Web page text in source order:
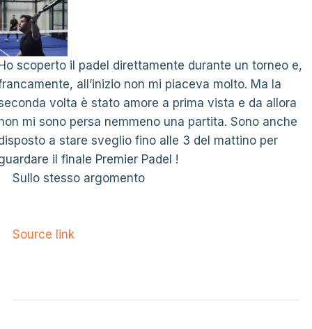
scoperto il padel direttamente durante un torneo e,
all’inizio non mi piaceva molto. Ma la
volta è stato amore a prima vista e da allora
mi sono persa nemmeno una partita. Sono anche
a stare sveglio fino alle 3 del mattino per
il finale Premier Padel !
Sullo stesso argomento
Source link